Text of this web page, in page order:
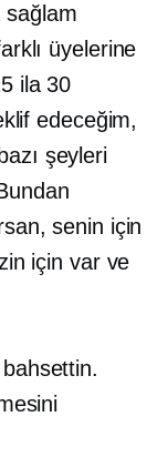
sağlam
üyelerine
ila 30
edeceğim,
şeyleri
senin için
için var ve